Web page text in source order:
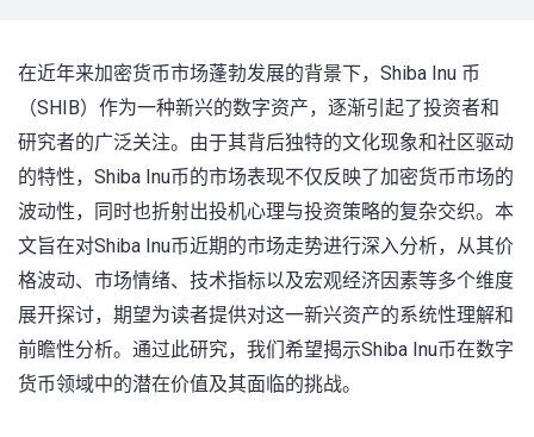
在近年来加密货币市场蓬勃发展的背景下，Shiba ⁢Inu 币
（SHIB）作为一种新兴的数字资产，逐渐引起了投资者和
研究者的广泛关注。由于其背后独特的文化现象和社区驱动
的特性，Shiba Inu币的市场表现不仅反映了加密货币市场的
波动性，同时也折射出投机心理与投资策略的复杂交织。本
文旨在对Shiba Inu币近期的市场走势进行深入分析，从其价
格波动、市场情绪、技术指标以及宏观经济因素等多个维度
展开探讨，期望为读者提供对这一新兴资产的系统性理解和
前瞻性分析。通过此研究，我们希望揭示Shiba‍ Inu币在数字
货币领域中的潜在价值及其面临的挑战。